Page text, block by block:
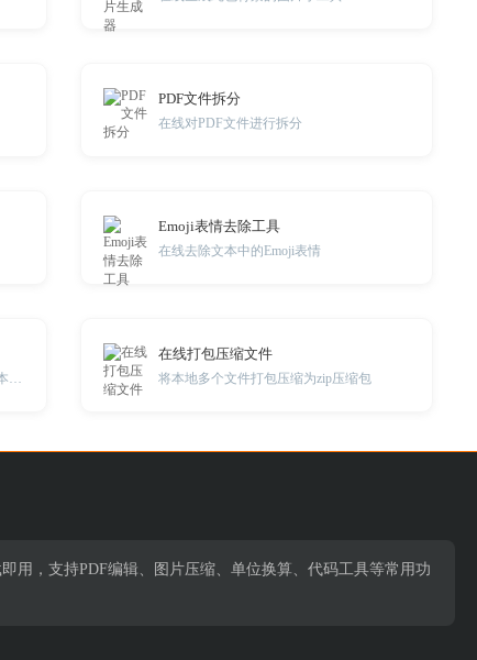
PDF文件拆分
在线对PDF文件进行拆分
Emoji表情去除工具
在线去除文本中的Emoji表情
在线打包压缩文件
将本地多个文件打包压缩为zip压缩包
用，支持PDF编辑、图片压缩、单位换算、代码工具等常用功